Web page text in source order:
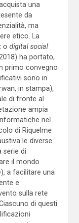
una
da
ma
etico. La
o digital social
ha portato,
primo convegno
sono in
in stampa),
di fronte al
ampia
nel
di Riquelme
le diverse
serie di
il mondo
a facilitare una
e
sulla rete
di questi